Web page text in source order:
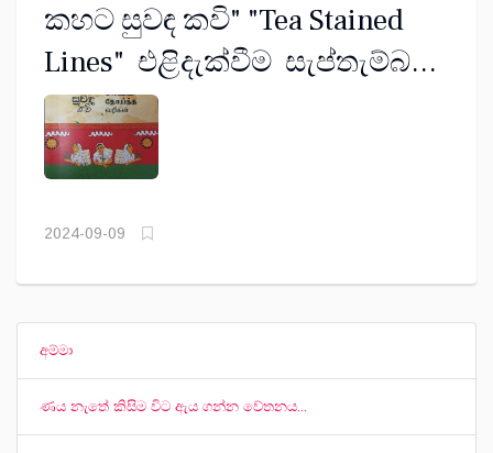
කහට සුවඳ කවි" "Tea Stained
Lines" එළිදැක්වීම සැප්තැම්බර්
11දා කොළඹ ඉන්දියානු
සංස්කෘතික මධ්‍යස්ථානයේ දී
2024-09-09
අම්මා
ණය නැතේ කිසිම විට ඇය ගන්න වේතනය...